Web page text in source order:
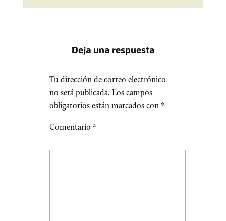
Deja una respuesta
Tu dirección de correo electrónico
no será publicada. Los campos
obligatorios están marcados con *
Comentario *